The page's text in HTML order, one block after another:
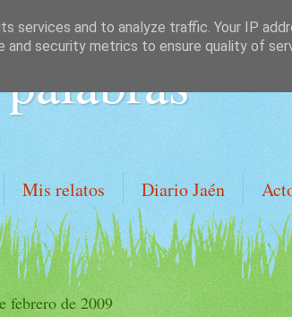
Mis relatos Diario Jaén
febrero de 2009
services and to analyze traffic. Your IP
and security metrics to ensure quality of